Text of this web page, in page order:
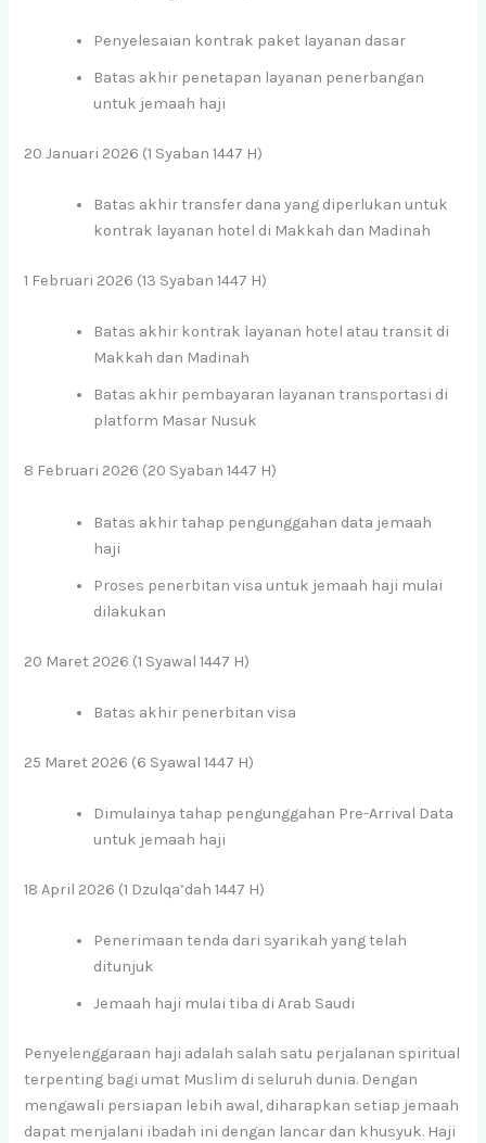
Penyelesaian kontrak paket layanan dasar
Batas akhir penetapan layanan penerbangan
untuk jemaah haji
20 Januari 2026 (1 Syaban 1447 H)
Batas akhir transfer dana yang diperlukan untuk
kontrak layanan hotel di Makkah dan Madinah
1 Februari 2026 (13 Syaban 1447 H)
Batas akhir kontrak layanan hotel atau transit di
Makkah dan Madinah
Batas akhir pembayaran layanan transportasi di
platform Masar Nusuk
8 Februari 2026 (20 Syaban 1447 H)
Batas akhir tahap pengunggahan data jemaah
haji
Proses penerbitan visa untuk jemaah haji mulai
dilakukan
20 Maret 2026 (1 Syawal 1447 H)
Batas akhir penerbitan visa
25 Maret 2026 (6 Syawal 1447 H)
Dimulainya tahap pengunggahan Pre-Arrival Data
untuk jemaah haji
18 April 2026 (1 Dzulqa’dah 1447 H)
Penerimaan tenda dari syarikah yang telah
ditunjuk
Jemaah haji mulai tiba di Arab Saudi
Penyelenggaraan haji adalah salah satu perjalanan spiritual
terpenting bagi umat Muslim di seluruh dunia. Dengan
mengawali persiapan lebih awal, diharapkan setiap jemaah
dapat menjalani ibadah ini dengan lancar dan khusyuk. Haji